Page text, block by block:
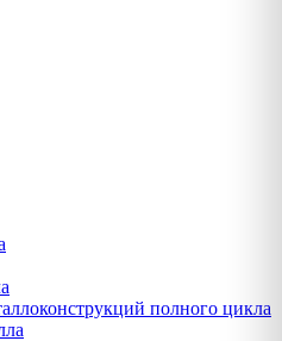
полного цикла